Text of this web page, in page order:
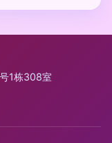
1栋308室